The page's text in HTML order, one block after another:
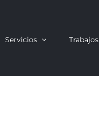
Servicios Trabajos